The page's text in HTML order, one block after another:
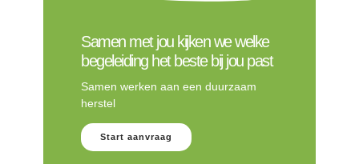
Samen met jou kijken we welke
begeleiding het beste bij jou past
Samen werken aan een duurzaam
herstel
Start aanvraag